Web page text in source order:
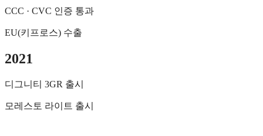
CCC · CVC 인증 통과
EU(키프로스) 수출
2021
디그니티 3GR 출시
모레스토 라이트 출시